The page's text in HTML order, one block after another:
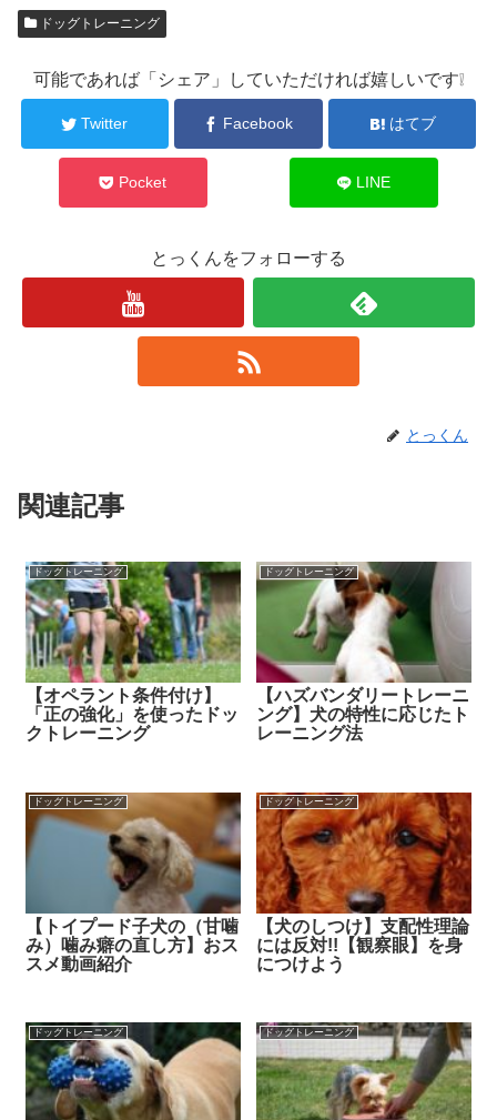
ドッグトレーニング
可能であれば「シェア」していただければ嬉しいです❕
Twitter Facebook はてブ
Pocket LINE
とっくんをフォローする
とっくん
関連記事
ドッグトレーニング
【オペラント条件付け】
「正の強化」を使ったドッ
クトレーニング
ドッグトレーニング
【ハズバンダリートレーニ
ング】犬の特性に応じたト
レーニング法
ドッグトレーニング
【トイプード子犬の（甘噛
み）噛み癖の直し方】おス
スメ動画紹介
ドッグトレーニング
【犬のしつけ】支配性理論
には反対!!【観察眼】を身
につけよう
ドッグトレーニング ドッグトレーニング